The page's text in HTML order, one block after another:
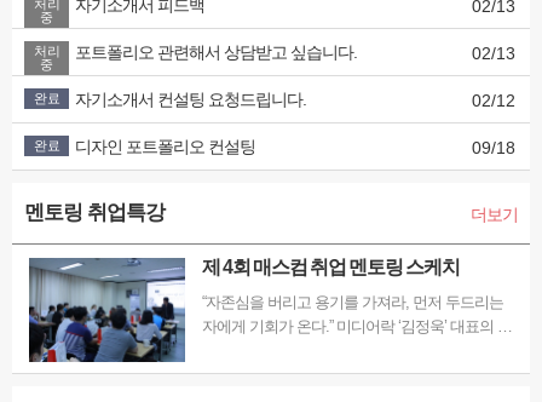
처리
중
자기소개서 피드백 02/13
처리
중
포트폴리오 관련해서 상담받고 싶습니다. 02/13
완료 자기소개서 컨설팅 요청드립니다. 02/12
완료 디자인 포트폴리오 컨설팅 09/18
멘토링 취업특강 더보기
제 4회 매스컴 취업 멘토링 스케치
“자존심을 버리고 용기를 가져라, 먼저 두드리는
자에게 기회가 온다.” 미디어락 ‘김정욱’ 대표의 촬
스가 운영하는 매스컴전문 취업포털 '미디어잡'은